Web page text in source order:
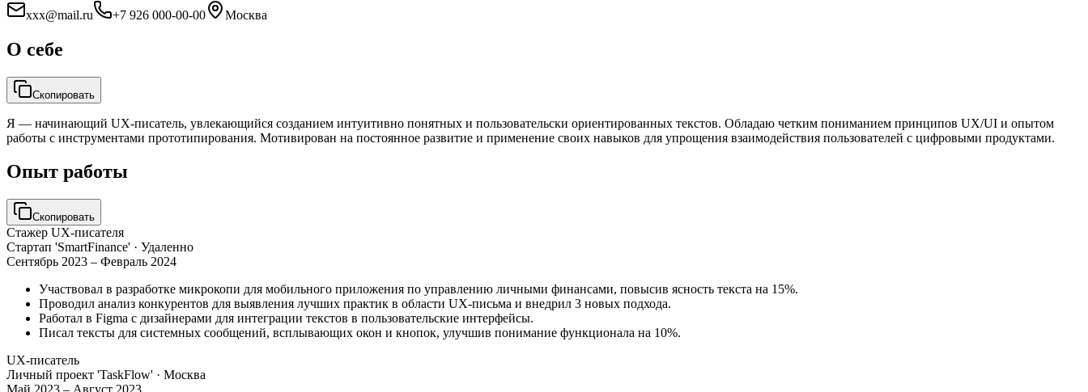
xxx@mail.ru
+7 926 000-00-00 Москва
О себе
Скопировать
Я — начинающий UX-писатель, увлекающийся созданием интуитивно понятных и пользовательски ориентированных текстов. Обладаю четким пониманием принципов UX/UI и опытом
работы с инструментами прототипирования. Мотивирован на постоянное развитие и применение своих навыков для упрощения взаимодействия пользователей с цифровыми продуктами.
Опыт работы
Скопировать
Стажер UX-писателя
Стартап 'SmartFinance' · Удаленно
Сентябрь 2023 – Февраль 2024
Участвовал в разработке микрокопи для мобильного приложения по управлению личными финансами, повысив ясность текста на 15%.
Проводил анализ конкурентов для выявления лучших практик в области UX-письма и внедрил 3 новых подхода.
Работал в Figma с дизайнерами для интеграции текстов в пользовательские интерфейсы.
Писал тексты для системных сообщений, всплывающих окон и кнопок, улучшив понимание функционала на 10%.
UX-писатель
Личный проект 'TaskFlow' · Москва